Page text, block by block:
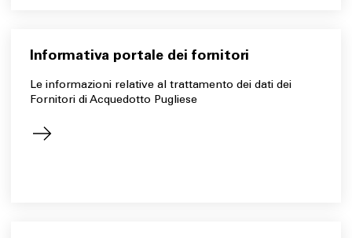
Informativa portale dei fornitori
Le informazioni relative al trattamento dei dati dei
Fornitori di Acquedotto Pugliese